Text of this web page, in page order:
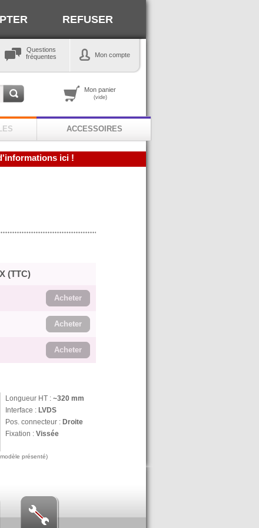
REFUSER
Questions
fréquentes
Mon compte
Mon panier
(vide)
ACCESSOIRES
ici !
(TTC)
Acheter
Acheter
Acheter
Longueur HT : ~320 mm
Interface : LVDS
Pos. connecteur : Droite
Fixation : Vissée
présenté)